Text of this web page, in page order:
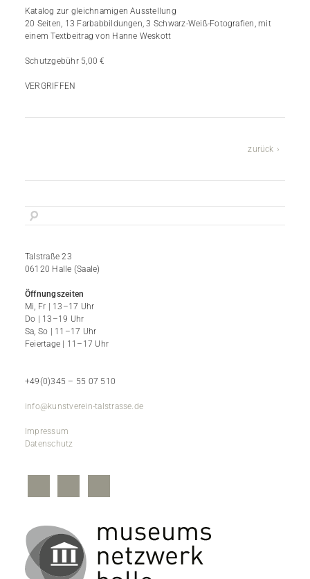
Katalog zur gleichnamigen Ausstellung
20 Seiten, 13 Farbabbildungen, 3 Schwarz-Weiß-Fotografien, mit
einem Textbeitrag von Hanne Weskott
Schutzgebühr 5,00 €
VERGRIFFEN
zurück
Talstraße 23
06120 Halle (Saale)
Öffnungszeiten
Mi, Fr | 13–17 Uhr
Do | 13–19 Uhr
Sa, So | 11–17 Uhr
Feiertage | 11–17 Uhr
+49(0)345 – 55 07 510
info@kunstverein-talstrasse.de
Impressum
Datenschutz